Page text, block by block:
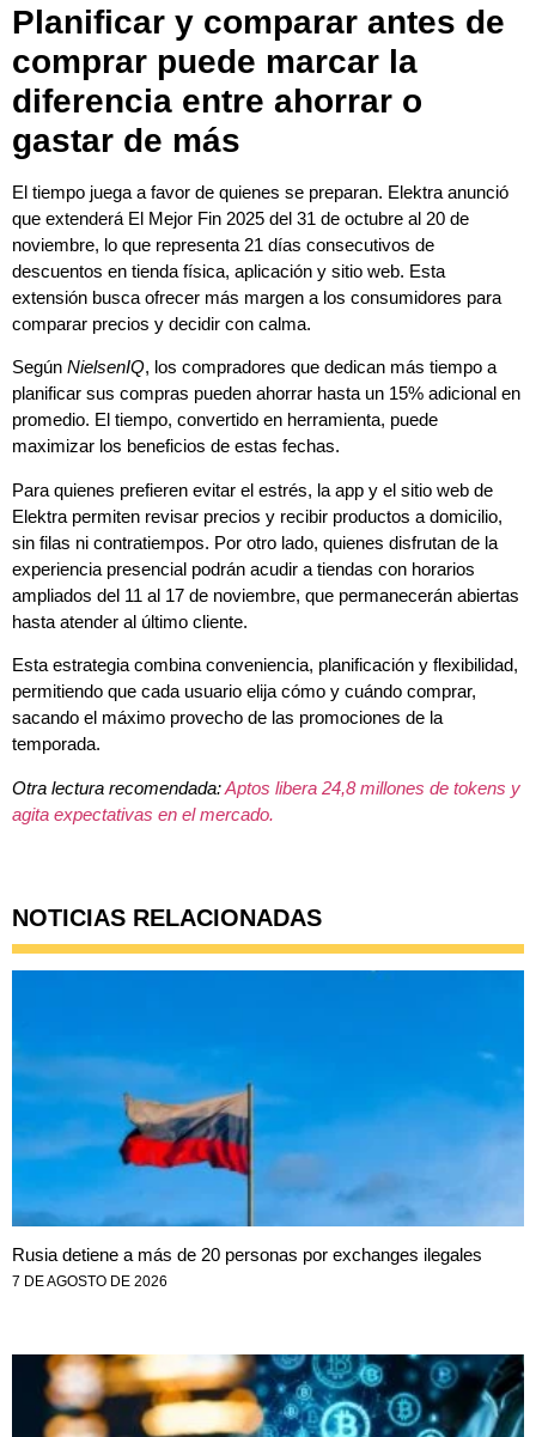
Planificar y comparar antes de
comprar puede marcar la
diferencia entre ahorrar o
gastar de más
El tiempo juega a favor de quienes se preparan. Elektra anunció
que extenderá El Mejor Fin 2025 del 31 de octubre al 20 de
noviembre, lo que representa 21 días consecutivos de
descuentos en tienda física, aplicación y sitio web. Esta
extensión busca ofrecer más margen a los consumidores para
comparar precios y decidir con calma.
Según NielsenIQ, los compradores que dedican más tiempo a
planificar sus compras pueden ahorrar hasta un 15% adicional en
promedio. El tiempo, convertido en herramienta, puede
maximizar los beneficios de estas fechas.
Para quienes prefieren evitar el estrés, la app y el sitio web de
Elektra permiten revisar precios y recibir productos a domicilio,
sin filas ni contratiempos. Por otro lado, quienes disfrutan de la
experiencia presencial podrán acudir a tiendas con horarios
ampliados del 11 al 17 de noviembre, que permanecerán abiertas
hasta atender al último cliente.
Esta estrategia combina conveniencia, planificación y flexibilidad,
permitiendo que cada usuario elija cómo y cuándo comprar,
sacando el máximo provecho de las promociones de la
temporada.
Otra lectura recomendada:Aptos libera 24,8 millones de tokens y
agita expectativas en el mercado.
NOTICIAS RELACIONADAS
Rusia detiene a más de 20 personas por exchanges ilegales
7 DE AGOSTO DE 2026